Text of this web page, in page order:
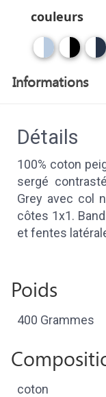
couleurs
Informations
Détails
100% coton
sergé
Grey avec col
côtes 1x1.
et fentes
Poids
400 Grammes
coton